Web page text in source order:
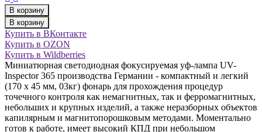
В корзину
В корзину
Купить в ВКонтакте
Купить в OZON
Купить в Wildberries
Миниатюрная светодиодная фокусируемая уф-лампа UV-
Inspector 365 производства Германии - компактный и легкий
(170 х 45 мм, 03кг) фонарь для прохождения процедур
точечного контроля как немагнитных, так и ферромагнитных,
небольших и крупных изделий, а также неразборных объектов
капилярным и магнитопорошковым методами. Моментально
готов к работе, имеет высокий КПД при небольшом